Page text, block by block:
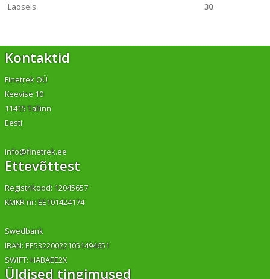
Laoseis 30
Kontaktid
Finetrek OÜ
Keevise 10
11415 Tallinn
Eesti
info@finetrek.ee
Ettevõttest
Registrikood: 12045657
KMKR nr: EE101424174
Swedbank
IBAN: EE532200221051494651
SWIFT: HABAEE2X
Üldised tingimused